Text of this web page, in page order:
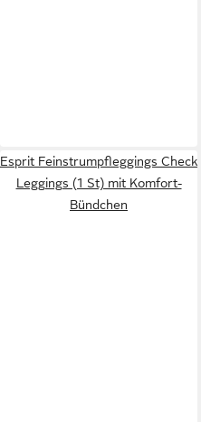
Esprit Feinstrumpfleggings Check
Leggings (1 St) mit Komfort-
Bündchen